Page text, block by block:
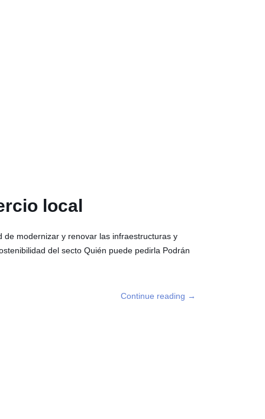
local
de modernizar y renovar las infraestructuras y
del secto Quién puede pedirla Podrán
Continue reading →